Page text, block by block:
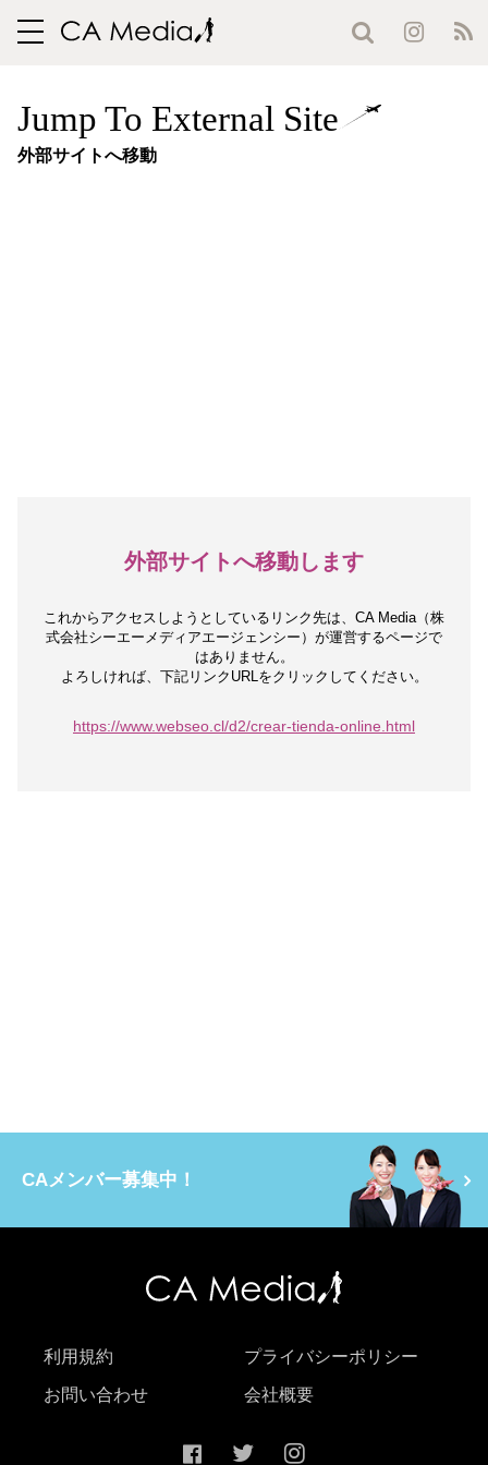
toggle
Jump To External Site
外部サイトへ移動
外部サイトへ移動します
これからアクセスしようとしているリンク先は、 CA Media（株
式会社シーエーメディアエージェンシー）が運営するページで
はありません。
よろしければ、下記リンクURLをクリックしてください。
https://www.webseo.cl/d2/crear-tienda-online.html
CAメンバー募集中！
利用規約 プライバシーポリシー
お問い合わせ 会社概要